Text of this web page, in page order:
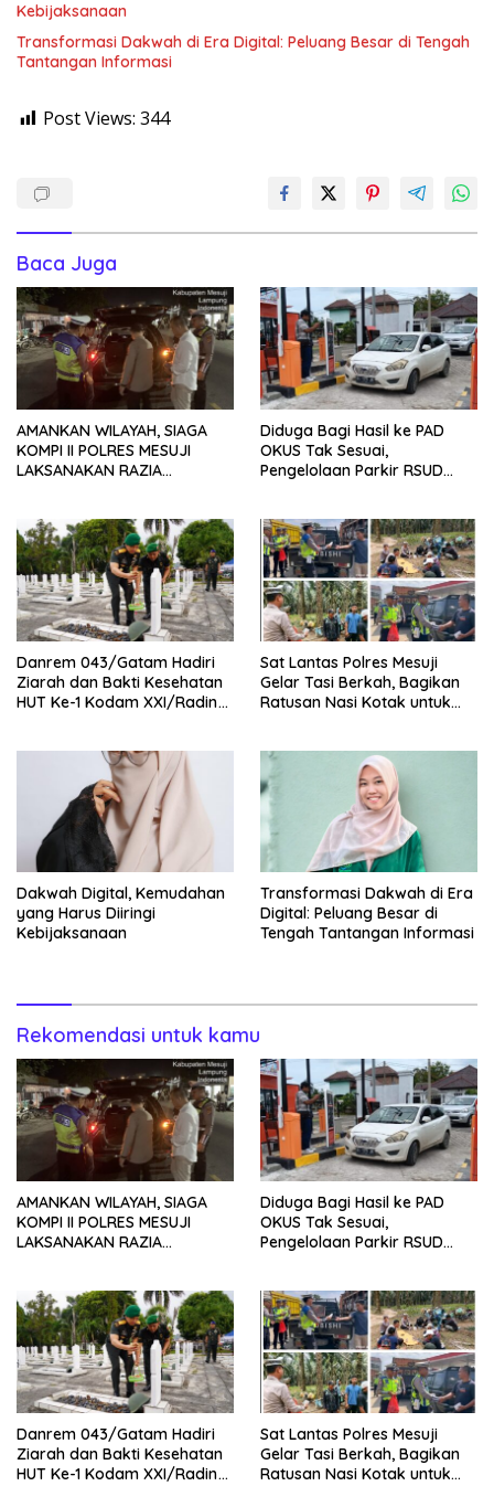
Kebijaksanaan
Transformasi Dakwah di Era Digital: Peluang Besar di Tengah
Tantangan Informasi
Post Views: 344
Baca Juga
AMANKAN WILAYAH, SIAGA
KOMPI II POLRES MESUJI
LAKSANAKAN RAZIA
Diduga Bagi Hasil ke PAD
OKUS Tak Sesuai,
Pengelolaan Parkir RSUD
Danrem 043/Gatam Hadiri
Ziarah dan Bakti Kesehatan
HUT Ke-1 Kodam XXI/Radin
Sat Lantas Polres Mesuji
Gelar Tasi Berkah, Bagikan
Ratusan Nasi Kotak untuk
Dakwah Digital, Kemudahan
yang Harus Diiringi
Kebijaksanaan
Transformasi Dakwah di Era
Digital: Peluang Besar di
Tengah Tantangan Informasi
Rekomendasi untuk kamu
AMANKAN WILAYAH, SIAGA
KOMPI II POLRES MESUJI
LAKSANAKAN RAZIA
Diduga Bagi Hasil ke PAD
OKUS Tak Sesuai,
Pengelolaan Parkir RSUD
Danrem 043/Gatam Hadiri
Ziarah dan Bakti Kesehatan
HUT Ke-1 Kodam XXI/Radin
Sat Lantas Polres Mesuji
Gelar Tasi Berkah, Bagikan
Ratusan Nasi Kotak untuk